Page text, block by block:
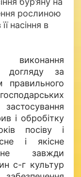
рослиною
насіння в
догляду за
правильного
і обробітку
посіву і
і якісне
завжди
с-г культур